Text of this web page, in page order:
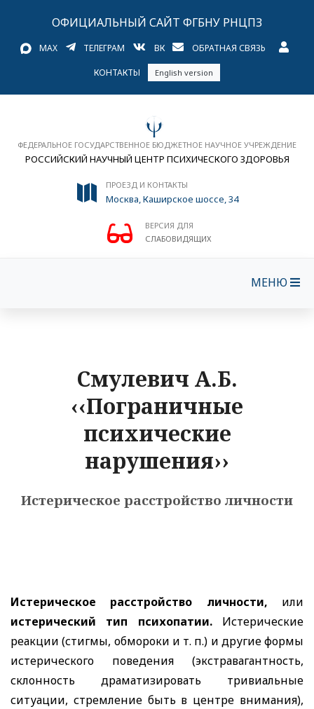
ОФИЦИАЛЬНЫЙ САЙТ ФГБНУ РНЦПЗ
MAX ТЕЛЕГРАМ ВК ОБРАТНАЯ СВЯЗЬ
КОНТАКТЫ English version
ФЕДЕРАЛЬНОЕ ГОСУДАРСТВЕННОЕ БЮДЖЕТНОЕ НАУЧНОЕ УЧРЕЖДЕНИЕ
РОССИЙСКИЙ НАУЧНЫЙ ЦЕНТР ПСИХИЧЕСКОГО ЗДОРОВЬЯ
ПРОЕЗД И КОНТАКТЫ
Москва, Каширское шоссе, 34
ВЕРСИЯ ДЛЯ
СЛАБОВИДЯЩИХ
МЕНЮ
Смулевич А.Б.
‹‹Пограничные
психические
нарушения››
Истерическое расстройство личности
Истерическое расстройство личности, или
истерический тип психопатии. Истерические
реакции (стигмы, обмороки и т. п.) и другие формы
истерического поведения (экстравагантность,
склонность драматизировать тривиальные
ситуации, стремление быть в центре внимания),